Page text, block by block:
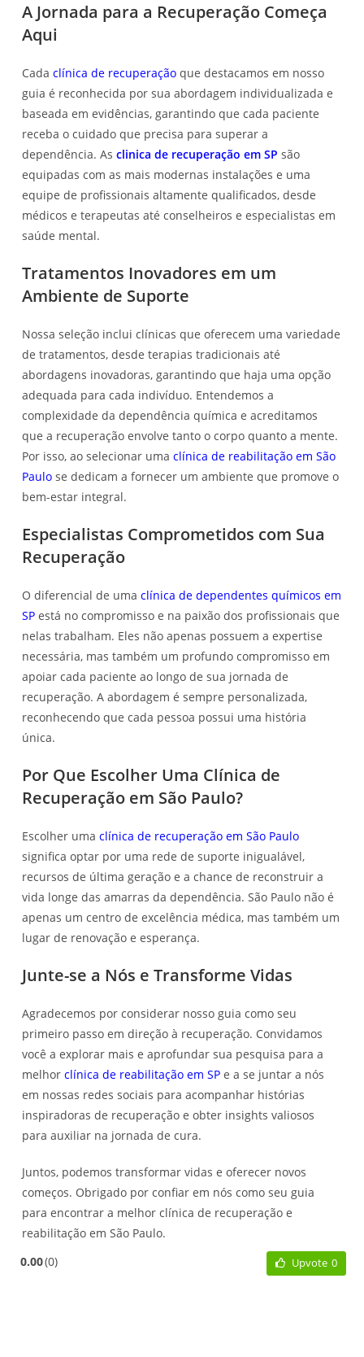
A Jornada para a Recuperação Começa
Aqui
Cadaclínica de recuperação que destacamos em nosso
guia é reconhecida por sua abordagem individualizada e
baseada em evidências, garantindo que cada paciente
receba o cuidado que precisa para superar a
dependência. Asclinica de recuperação em SP são
equipadas com as mais modernas instalações e uma
equipe de profissionais altamente qualificados, desde
médicos e terapeutas até conselheiros e especialistas em
saúde mental.
Tratamentos Inovadores em um
Ambiente de Suporte
Nossa seleção inclui clínicas que oferecem uma variedade
de tratamentos, desde terapias tradicionais até
abordagens inovadoras, garantindo que haja uma opção
adequada para cada indivíduo. Entendemos a
complexidade da dependência química e acreditamos
que a recuperação envolve tanto o corpo quanto a mente.
Por isso, ao selecionar umaclínica de reabilitação em São
Paulo se dedicam a fornecer um ambiente que promove o
bem-estar integral.
Especialistas Comprometidos com Sua
Recuperação
O diferencial de umaclínica de dependentes químicos em
SP está no compromisso e na paixão dos profissionais que
nelas trabalham. Eles não apenas possuem a expertise
necessária, mas também um profundo compromisso em
apoiar cada paciente ao longo de sua jornada de
recuperação. A abordagem é sempre personalizada,
reconhecendo que cada pessoa possui uma história
única.
Por Que Escolher Uma Clínica de
Recuperação em São Paulo?
Escolher umaclínica de recuperação em São Paulo
significa optar por uma rede de suporte inigualável,
recursos de última geração e a chance de reconstruir a
vida longe das amarras da dependência. São Paulo não é
apenas um centro de excelência médica, mas também um
lugar de renovação e esperança.
Junte-se a Nós e Transforme Vidas
Agradecemos por considerar nosso guia como seu
primeiro passo em direção à recuperação. Convidamos
você a explorar mais e aprofundar sua pesquisa para a
melhorclínica de reabilitação em SP e a se juntar a nós
em nossas redes sociais para acompanhar histórias
inspiradoras de recuperação e obter insights valiosos
para auxiliar na jornada de cura.
Juntos, podemos transformar vidas e oferecer novos
começos. Obrigado por confiar em nós como seu guia
para encontrar a melhor clínica de recuperação e
reabilitação em São Paulo.
0.00 0 Upvote 0